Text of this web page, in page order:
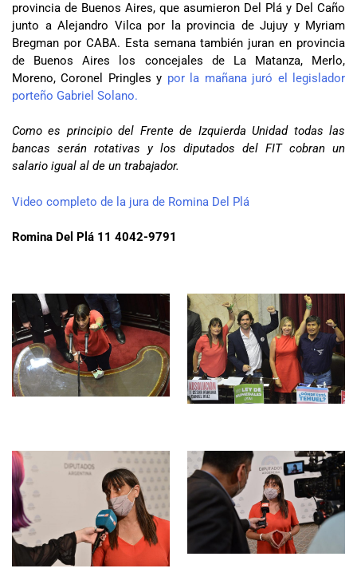
provincia de Buenos Aires, que asumieron Del Plá y Del Caño
junto a Alejandro Vilca por la provincia de Jujuy y Myriam
Bregman por CABA. Esta semana también juran en provincia
de Buenos Aires los concejales de La Matanza, Merlo,
Moreno, Coronel Pringles y por la mañana juró el legislador
porteño Gabriel Solano.
Como es principio del Frente de Izquierda Unidad todas las
bancas serán rotativas y los diputados del FIT cobran un
salario igual al de un trabajador.
Video completo de la jura de Romina Del Plá
Romina Del Plá 11 4042-9791